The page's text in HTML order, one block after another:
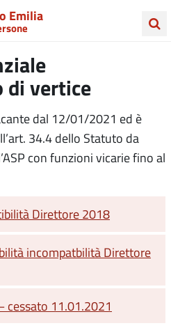
Emilia
vertice
dal 12/01/2021 ed è
34.4 dello Statuto da
con funzioni vicarie fino al
Direttore 2018
incompatbilità Direttore
cessato 11.01.2021